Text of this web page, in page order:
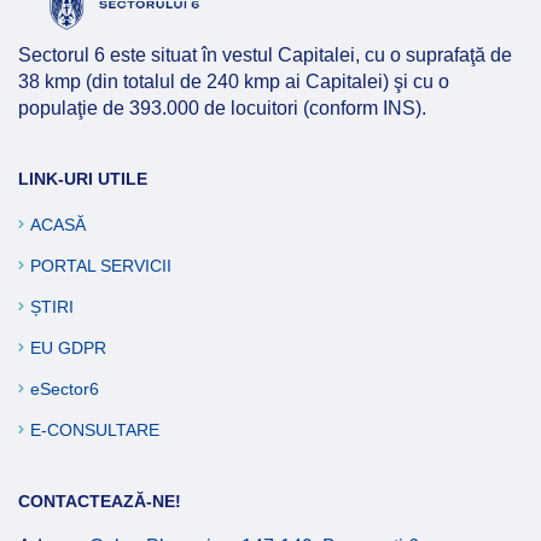
Afla mai multe
Afla mai multe
Sectorul 6 este situat în vestul Capitalei, cu o suprafaţă de
38 kmp (din totalul de 240 kmp ai Capitalei) şi cu o
populaţie de 393.000 de locuitori (conform INS).
LINK-URI UTILE
ACASĂ
PORTAL SERVICII
ȘTIRI
EU GDPR
eSector6
E-CONSULTARE
CONTACTEAZĂ-NE!